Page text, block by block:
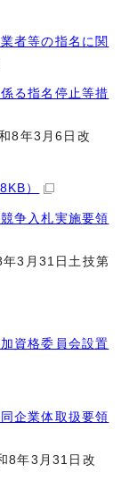
者等の指名に関
る指名停止等措
8年3月6日改
）
争入札実施要領
年3月31日土技第
資格委員会設置
企業体取扱要領
8年3月31日改